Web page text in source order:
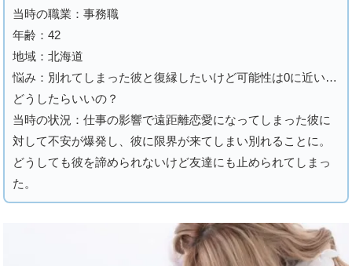
当時の職業：事務職
年齢：42
地域：北海道
悩み：別れてしまった彼と復縁したいけど可能性は0に近い…
どうしたらいいの？
当時の状況：仕事の影響で遠距離恋愛になってしまった彼に
対して不安が爆発し、彼に限界が来てしまい別れることに。
どうしても彼を諦められないけど友達にも止められてしまっ
た。